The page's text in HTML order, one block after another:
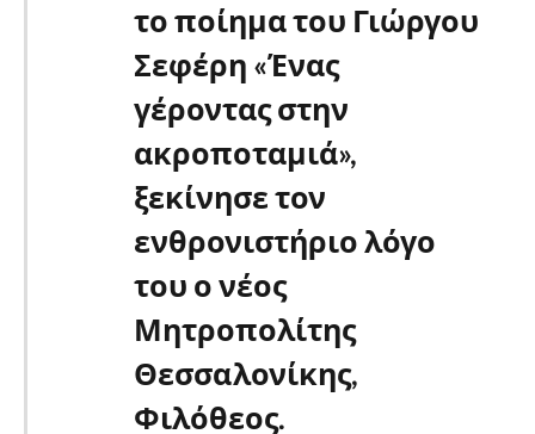
το ποίημα του Γιώργου
Σεφέρη «Ένας
γέροντας στην
ακροποταμιά»,
ξεκίνησε τον
ενθρονιστήριο λόγο
του ο νέος
Μητροπολίτης
Θεσσαλονίκης,
Φιλόθεος.